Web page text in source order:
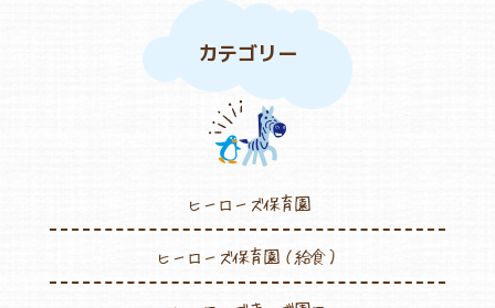
カテゴリー
ヒーローズ保育園
ヒーローズ保育園（給食）